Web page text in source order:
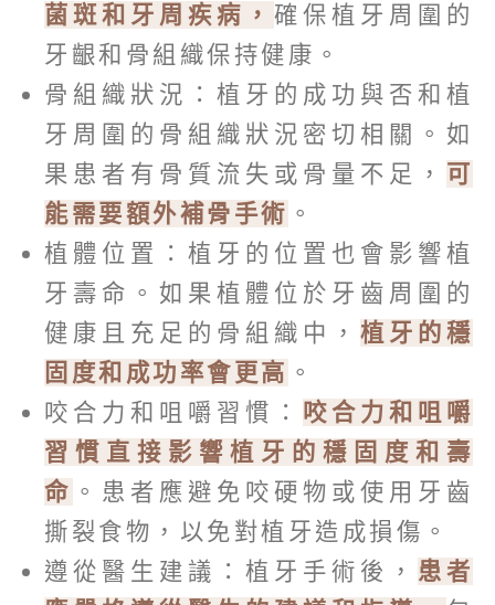
菌斑和牙周疾病， 確保植牙周圍的
牙齦和骨組織保持健康。
骨組織狀況：植牙的成功與否和植
牙周圍的骨組織狀況密切相關。如
果患者有骨質流失或骨量不足， 可
能需要額外補骨手術 。
植體位置：植牙的位置也會影響植
牙壽命。如果植體位於牙齒周圍的
健康且充足的骨組織中， 植牙的穩
固度和成功率會更高 。
咬合力和咀嚼習慣： 咬合力和咀嚼
習慣直接影響植牙的穩固度和壽
命 。患者應避免咬硬物或使用牙齒
撕裂食物，以免對植牙造成損傷。
遵從醫生建議：植牙手術後， 患者